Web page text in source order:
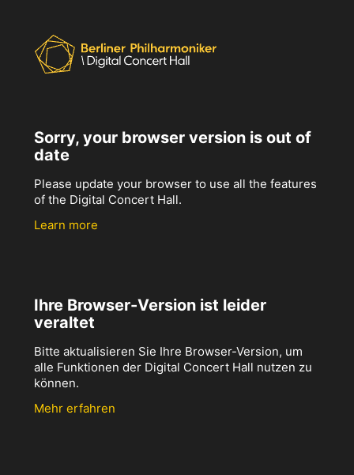
Sorry, your browser version is out of
date
Please update your browser to use all the features
of the Digital Concert Hall.
Learn more
Ihre Browser-Version ist leider
veraltet
Bitte aktualisieren Sie Ihre Browser-Version, um
alle Funktionen der Digital Concert Hall nutzen zu
können.
Mehr erfahren